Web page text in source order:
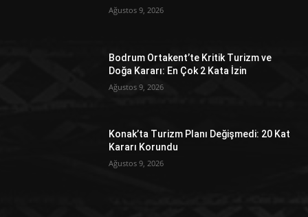
Ağustos 9, 2026
Bodrum Ortakent’te Kritik Turizm ve
Doğa Kararı: En Çok 2 Kata İzin
Ağustos 9, 2026
Konak’ta Turizm Planı Değişmedi: 20 Kat
Kararı Korundu
Ağustos 9, 2026